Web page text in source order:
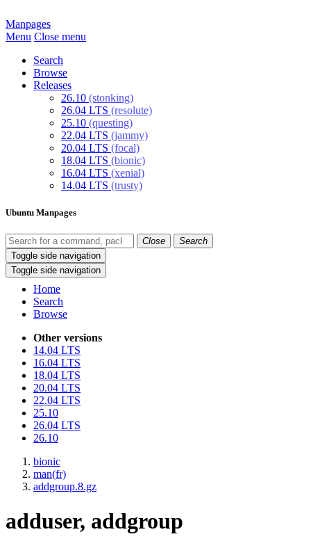
Manpages
Menu Close menu
Search
Browse
Releases
26.10 (stonking)
26.04 LTS (resolute)
25.10 (questing)
22.04 LTS (jammy)
20.04 LTS (focal)
18.04 LTS (bionic)
16.04 LTS (xenial)
14.04 LTS (trusty)
Ubuntu Manpages
Close
Search
Toggle side navigation
Toggle side navigation
Home
Search
Browse
Other versions
14.04 LTS
16.04 LTS
18.04 LTS
20.04 LTS
22.04 LTS
25.10
26.04 LTS
26.10
bionic
man(fr)
addgroup.8.gz
adduser, addgroup